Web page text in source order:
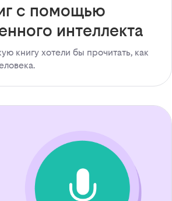
с помощью
интеллекта
книгу хотели бы прочитать, как